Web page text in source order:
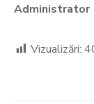
Administrator
Vizualizări: